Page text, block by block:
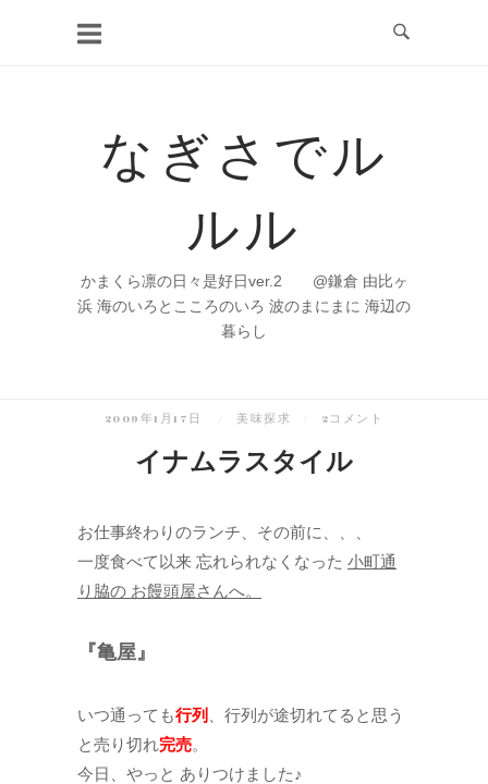
なぎさでル
ルル
かまくら凛の日々是好日ver.2 @鎌倉 由比ヶ
浜 海のいろとこころのいろ 波のまにまに 海辺の
暮らし
2009年1月17日 美味探求 2コメント
イナムラスタイル
お仕事終わりのランチ、その前に、、、
一度食べて以来 忘れられなくなった 小町通
り脇の お饅頭屋さんへ。
『亀屋』
いつ通っても行列
、行列が途切れてると思う
と売り切れ完売。
今日、やっと ありつけました♪